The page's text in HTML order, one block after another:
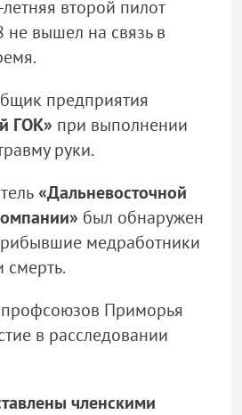
второй пилот
вышел на связь в
предприятия
ГОК» при выполнении
руки.
«Дальневосточной
был обнаружен
медработники
смерть.
профсоюзов Приморья
в расследовании
членскими